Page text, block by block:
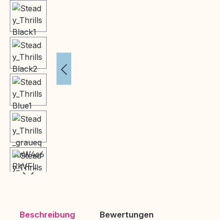
Beschreibung Bewertungen